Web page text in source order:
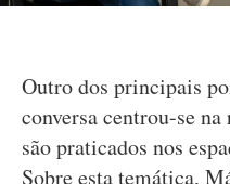
Outro dos principais
conversa centrou-se
são praticados nos
Sobre esta temática,